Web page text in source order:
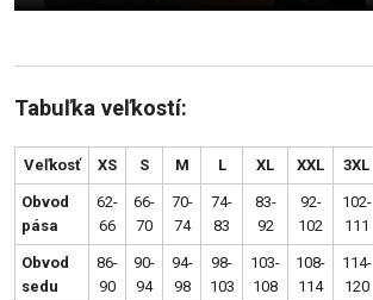
Tabuľka veľkostí:
Veľkosť XS S M L XL XXL 3XL
Obvod
pása
62-
66
66-
70
70-
74
74-
83
83-
92
92-
102
102-
111
Obvod
sedu
86-
90
90-
94
94-
98
98-
103
103-
108
108-
114
114-
120